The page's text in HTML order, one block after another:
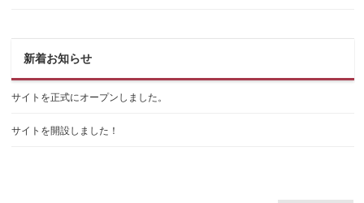
新着お知らせ
サイトを正式にオープンしました。
サイトを開設しました！